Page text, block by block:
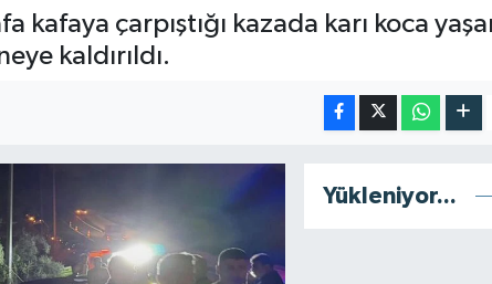
kafaya çarpıştığı kazada karı koca
kaldırıldı.
Yükleniyor...